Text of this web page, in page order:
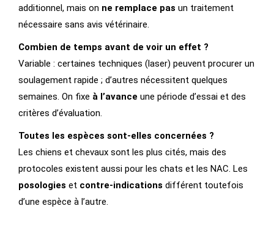
additionnel, mais on ne remplace pas un traitement
nécessaire sans avis vétérinaire.
Combien de temps avant de voir un effet ?
Variable : certaines techniques (laser) peuvent procurer un
soulagement rapide ; d’autres nécessitent quelques
semaines. On fixe à l’avance une période d’essai et des
critères d’évaluation.
Toutes les espèces sont-elles concernées ?
Les chiens et chevaux sont les plus cités, mais des
protocoles existent aussi pour les chats et les NAC. Les
posologies et contre-indications différent toutefois
d’une espèce à l’autre.